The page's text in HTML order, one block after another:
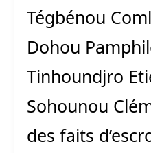
Tégbénou
Dohou
Tinhoundjro
Sohounou
des faits